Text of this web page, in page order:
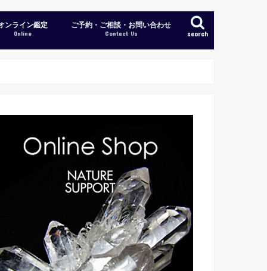
search
ンライン鑑定
Online
ご予約・ご相談・お問い合わせ
Contact Us